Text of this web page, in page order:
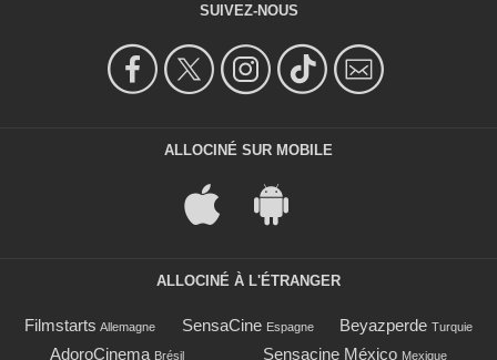
SUIVEZ-NOUS
ALLOCINÉ SUR MOBILE
ALLOCINÉ À L'ÉTRANGER
Filmstarts Allemagne SensaCine Espagne Beyazperde Turquie
AdoroCinema Brésil Sensacine México Mexique